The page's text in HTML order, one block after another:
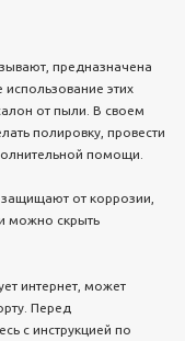
предназначена
этих
от пыли. В своем
полировку, провести
помощи.
от коррозии,
можно скрыть
интернет, может
Перед
с инструкцией по